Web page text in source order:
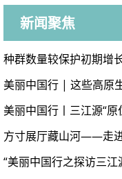
新闻聚焦
种群数量较保护初期增
美丽中国行 | 这些高原
美丽中国行丨三江源“
方寸展厅藏山河——走
“美丽中国行之探访三江